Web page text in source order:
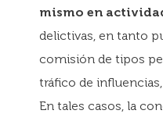
mismo en
delictivas, en tanto
comisión de tipos
tráfico de
En tales casos, la